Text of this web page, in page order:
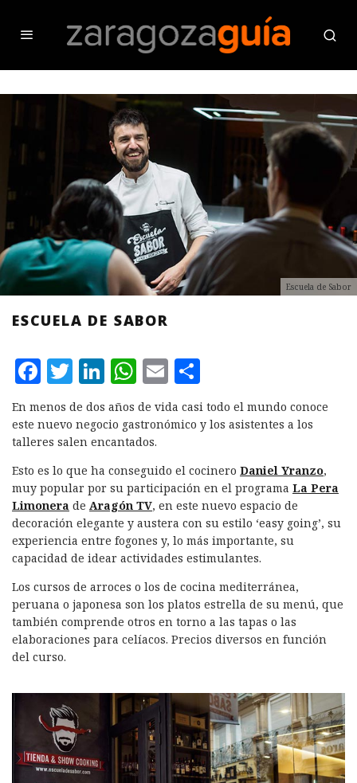
Escuela de Sabor
ESCUELA DE SABOR
F
a
c
e
b
o
o
k
T
w
it
te
r
L
i
n
k
e
d
I
n
W
h
at
s
A
p
p
E
m
ai
o
m
a
rt
ir
En menos de dos años de vida casi todo el mundo conoce
este nuevo negocio gastronómico y los asistentes a los
talleres salen encantados.
Esto es lo que ha conseguido el cocinero Daniel Yranzo,
muy popular por su participación en el programa La Pera
Limonera de Aragón TV, en este nuevo espacio de
decoración elegante y austera con su estilo ‘easy going’, su
experiencia entre fogones y, lo más importante, su
capacidad de idear actividades estimulantes.
Los cursos de arroces o los de cocina mediterránea,
peruana o japonesa son los platos estrella de su menú, que
también comprende otros en torno a las tapas o las
elaboraciones para celíacos. Precios diversos en función
del curso.